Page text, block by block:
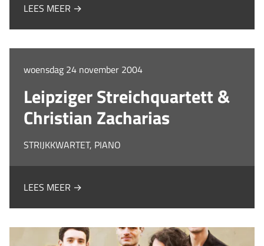
LEES MEER →
woensdag 24 november 2004
Leipziger Streichquartett &
Christian Zacharias
STRIJKKWARTET, PIANO
LEES MEER →